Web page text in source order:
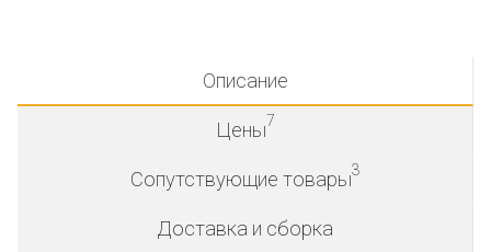
Описание
Цены7
Сопутствующие товары3
Доставка и сборка